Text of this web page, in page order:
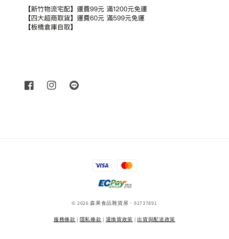
© 2026 森果食品雜貨屋・92737891
服務條款 | 隱私條款 | 退換貨政策 |出貨與配送政策